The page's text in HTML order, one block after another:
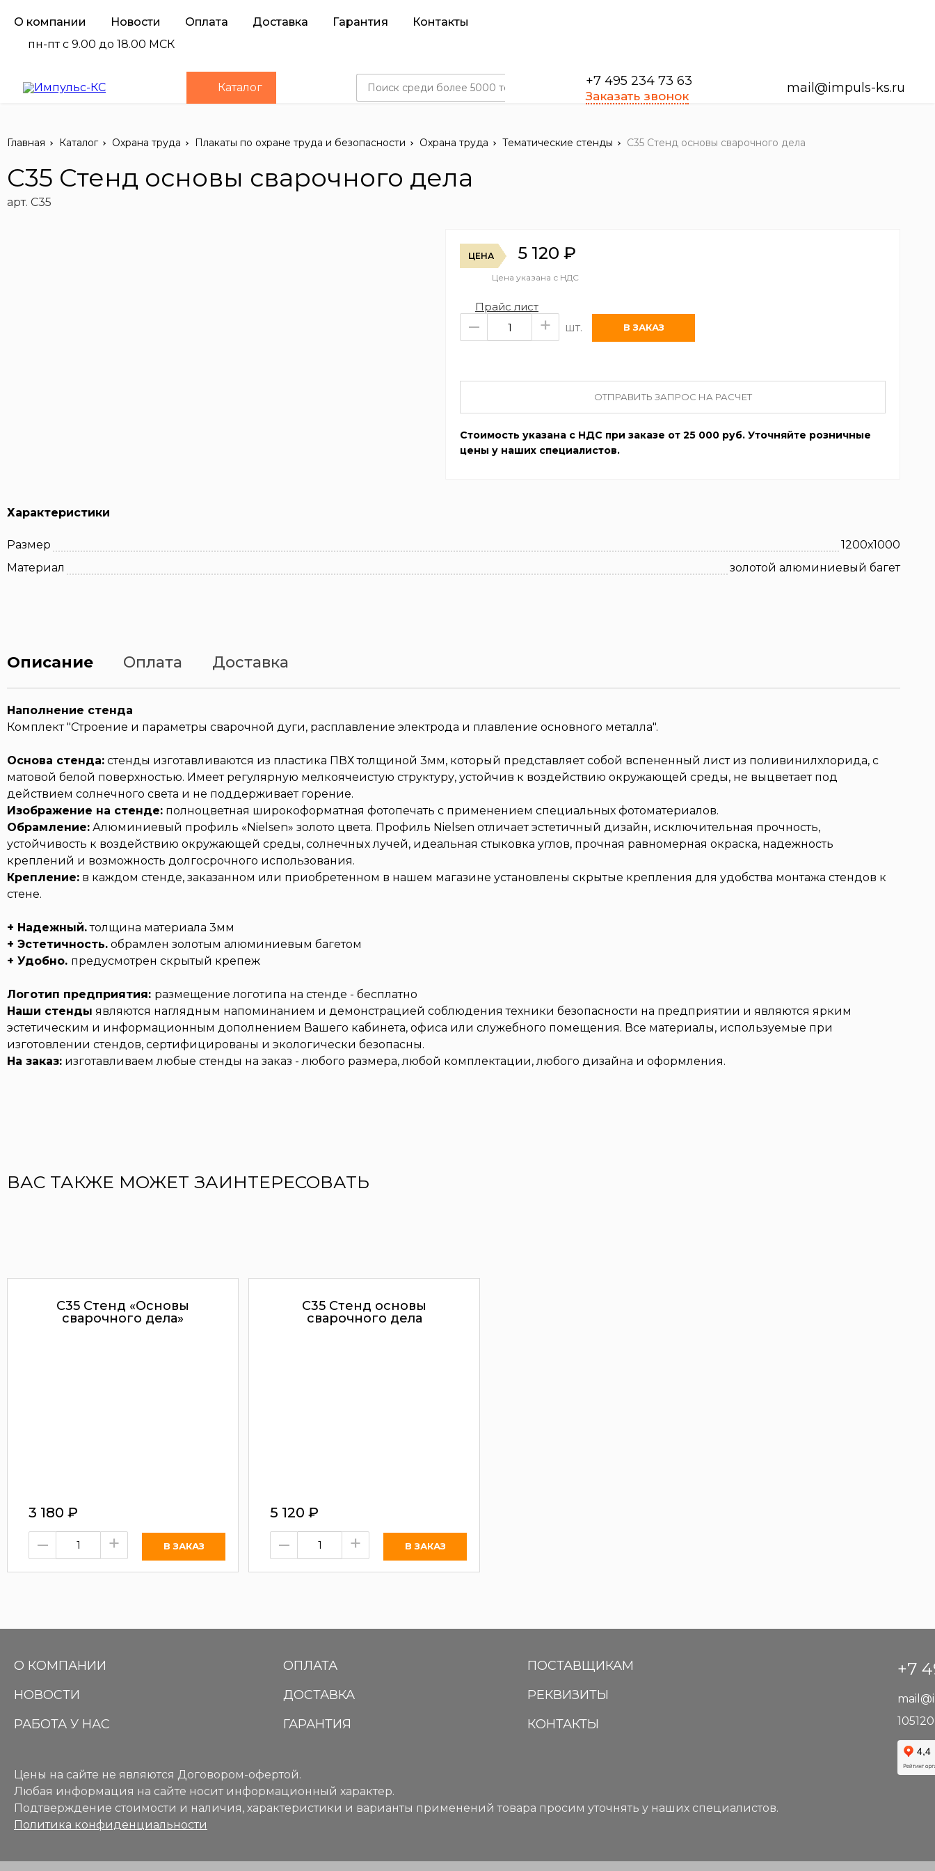
О компании Новости Оплата Доставка Гарантия
Контакты
пн-пт с 9.00 до 18.00 МСК
Каталог +7 495 234 73 63
Заказать звонок
mail@impuls-ks.ru
Главная Каталог Охрана труда Плакаты по охране труда и безопасности Охрана труда Тематические стенды C35 Стенд основы сварочного дела
C35 Стенд основы сварочного дела
арт. C35
Характеристики
Размер
1200х1000
Материал
золотой алюминиевый багет
ЦЕНА 5 120 ₽
Цена указана с НДС
Прайс лист
– + шт.
ОТПРАВИТЬ ЗАПРОС НА РАСЧЕТ
Стоимость указана с НДС при заказе от 25 000 руб. Уточняйте розничные
цены у наших специалистов.
Описание Оплата Доставка
Наполнение стенда
Комплект "Строение и параметры сварочной дуги, расплавление электрода и плавление основного металла".
Основа стенда: стенды изготавливаются из пластика ПВХ толщиной 3мм, который представляет собой вспененный лист из поливинилхлорида, с
матовой белой поверхностью. Имеет регулярную мелкоячеистую структуру, устойчив к воздействию окружающей среды, не выцветает под
действием солнечного света и не поддерживает горение.
Изображение на стенде: полноцветная широкоформатная фотопечать с применением специальных фотоматериалов.
Обрамление: Алюминиевый профиль «Nielsen» золото цвета. Профиль Nielsen отличает эстетичный дизайн, исключительная прочность,
устойчивость к воздействию окружающей среды, солнечных лучей, идеальная стыковка углов, прочная равномерная окраска, надежность
креплений и возможность долгосрочного использования.
Крепление: в каждом стенде, заказанном или приобретенном в нашем магазине установлены скрытые крепления для удобства монтажа стендов к
стене.
+ Надежный.толщина материала 3мм
+ Эстетичность. обрамлен золотым алюминиевым багетом
+ Удобно. предусмотрен скрытый крепеж
Логотип предприятия: размещение логотипа на стенде - бесплатно
Наши стенды являются наглядным напоминанием и демонстрацией соблюдения техники безопасности на предприятии и являются ярким
эстетическим и информационным дополнением Вашего кабинета, офиса или служебного помещения. Все материалы, используемые при
изготовлении стендов, сертифицированы и экологически безопасны.
На заказ: изготавливаем любые стенды на заказ - любого размера, любой комплектации, любого дизайна и оформления.
ВАС ТАКЖЕ МОЖЕТ ЗАИНТЕРЕСОВАТЬ
С35 Стенд «Основы
сварочного дела»
3 180 ₽
– +
C35 Стенд основы
сварочного дела
5 120 ₽
– +
О КОМПАНИИ
НОВОСТИ
РАБОТА У НАС
ОПЛАТА
ДОСТАВКА
ГАРАНТИЯ
ПОСТАВЩИКАМ
РЕКВИЗИТЫ
КОНТАКТЫ
Цены на сайте не являются Договором-офертой.
Любая информация на сайте носит информационный характер.
Подтверждение стоимости и наличия, характеристики и варианты применений товара просим уточнять у наших специалистов.
Политика конфиденциальности
+7